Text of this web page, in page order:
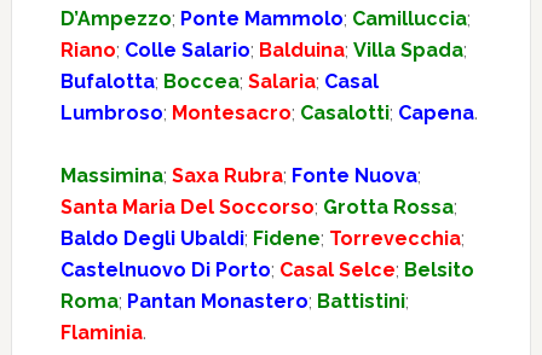
D’Ampezzo; Ponte Mammolo; Camilluccia;
Riano; Colle Salario; Balduina; Villa Spada;
Bufalotta; Boccea; Salaria; Casal
Lumbroso; Montesacro; Casalotti; Capena.
Massimina; Saxa Rubra; Fonte Nuova;
Santa Maria Del Soccorso; Grotta Rossa;
Baldo Degli Ubaldi; Fidene; Torrevecchia;
Castelnuovo Di Porto; Casal Selce; Belsito
Roma; Pantan Monastero; Battistini;
Flaminia.